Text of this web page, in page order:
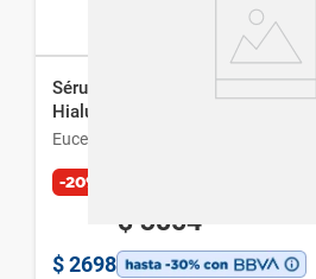
Sérum Facial Eucerin Anti-
Hialurónico x 30 ml
Eucerin
-20%
$ 3854
$ 2698